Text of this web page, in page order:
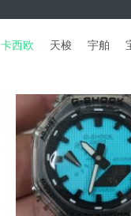
卡西欧 天梭 宇舶